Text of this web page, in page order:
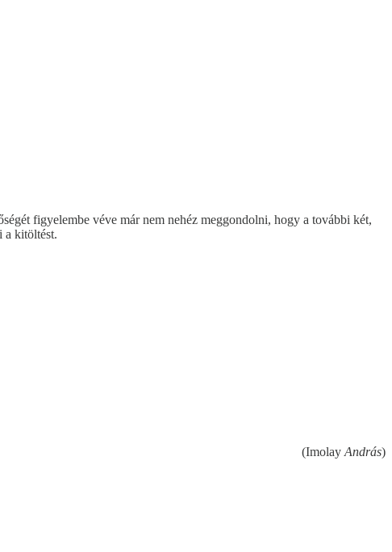
figyelembe véve már nem nehéz meggondolni, hogy a további két,
a kitöltést.
(Imolay András)